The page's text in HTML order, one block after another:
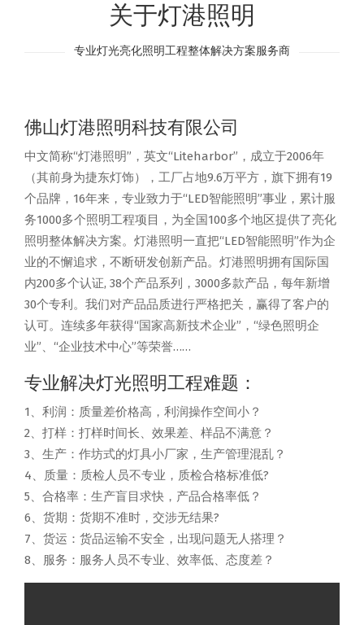
关于灯港照明
专业灯光亮化照明工程整体解决方案服务商
佛山灯港照明科技有限公司
中文简称“灯港照明”，英文“Liteharbor”，成立于2006年
（其前身为捷东灯饰），工厂占地9.6万平方，旗下拥有19
个品牌，16年来，专业致力于“LED智能照明”事业，累计服
务1000多个照明工程项目，为全国100多个地区提供了亮化
照明整体解决方案。灯港照明一直把“LED智能照明”作为企
业的不懈追求，不断研发创新产品。灯港照明拥有国际国
内200多个认证, 38个产品系列，3000多款产品，每年新增
30个专利。我们对产品品质进行严格把关，赢得了客户的
认可。连续多年获得“国家高新技术企业”，“绿色照明企
业”、“企业技术中心”等荣誉……
专业解决灯光照明工程难题：
1、利润：质量差价格高，利润操作空间小？
2、打样：打样时间长、效果差、样品不满意？
3、生产：作坊式的灯具小厂家，生产管理混乱？
4、质量：质检人员不专业，质检合格标准低?
5、合格率：生产盲目求快，产品合格率低？
6、货期：货期不准时，交涉无结果?
7、货运：货品运输不安全，出现问题无人搭理？
8、服务：服务人员不专业、效率低、态度差？